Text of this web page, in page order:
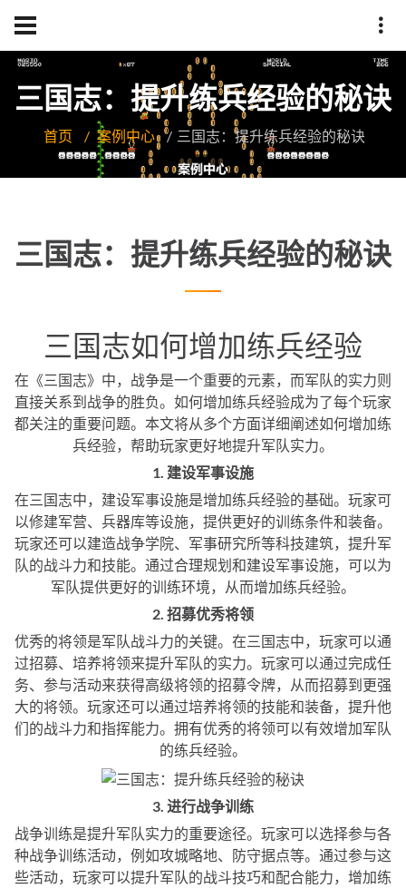
三国志：提升练兵经验的秘诀
首页 案例中心 三国志：提升练兵经验的秘诀
三国志：提升练兵经验的秘诀
三国志如何增加练兵经验
在《三国志》中，战争是一个重要的元素，而军队的实力则
直接关系到战争的胜负。如何增加练兵经验成为了每个玩家
都关注的重要问题。本文将从多个方面详细阐述如何增加练
兵经验，帮助玩家更好地提升军队实力。
1. 建设军事设施
在三国志中，建设军事设施是增加练兵经验的基础。玩家可
以修建军营、兵器库等设施，提供更好的训练条件和装备。
玩家还可以建造战争学院、军事研究所等科技建筑，提升军
队的战斗力和技能。通过合理规划和建设军事设施，可以为
军队提供更好的训练环境，从而增加练兵经验。
2. 招募优秀将领
优秀的将领是军队战斗力的关键。在三国志中，玩家可以通
过招募、培养将领来提升军队的实力。玩家可以通过完成任
务、参与活动来获得高级将领的招募令牌，从而招募到更强
大的将领。玩家还可以通过培养将领的技能和装备，提升他
们的战斗力和指挥能力。拥有优秀的将领可以有效增加军队
的练兵经验。
3. 进行战争训练
战争训练是提升军队实力的重要途径。玩家可以选择参与各
种战争训练活动，例如攻城略地、防守据点等。通过参与这
些活动，玩家可以提升军队的战斗技巧和配合能力，增加练